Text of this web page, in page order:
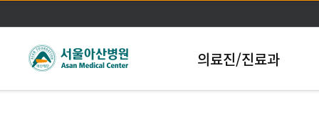
본문바로가기
의료진/진료과